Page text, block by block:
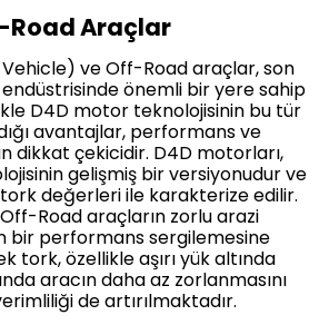
Road Araçlar
ve Off-Road araçlar, son
önemli bir yere sahip
D4D motor teknolojisinin bu tür
avantajlar, performans ve
dikkat çekicidir. D4D motorları,
gelişmiş bir versiyonudur ve
değerleri ile karakterize edilir.
Off-Road araçların zorlu arazi
bir performans sergilemesine
tork, özellikle aşırı yük altında
aracın daha az zorlanmasını
de artırılmaktadır.